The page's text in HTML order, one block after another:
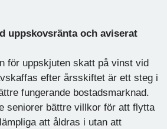
uppskovsränta och aviserat
för uppskjuten skatt på vinst vid
efter årsskiftet är ett steg i
fungerande bostadsmarknad.
seniorer bättre villkor för att flytta
att åldras i utan att